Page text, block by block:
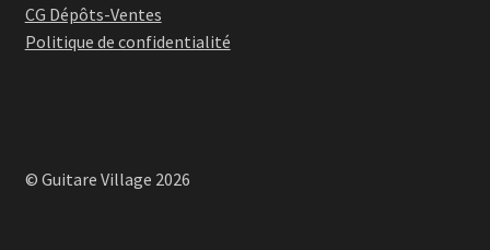
CG Dépôts-Ventes
Politique de confidentialité
© Guitare Village 2026